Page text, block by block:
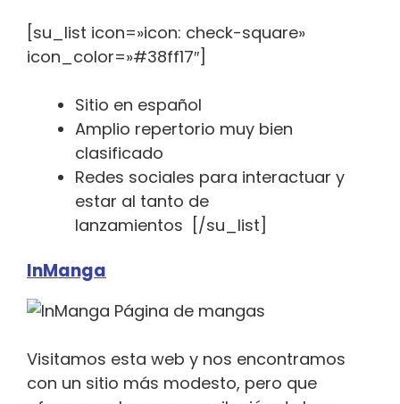
[su_list icon=»icon: check-square»
icon_color=»#38ff17″]
Sitio en español
Amplio repertorio muy bien
clasificado
Redes sociales para interactuar y
estar al tanto de
lanzamientos [/su_list]
InManga
Visitamos esta web y nos encontramos
con un sitio más modesto, pero que